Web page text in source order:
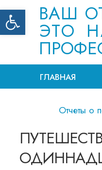
Открыть панель инструментов
ВАШ
ЭТО
ГЛАВНАЯ
Отчеты о